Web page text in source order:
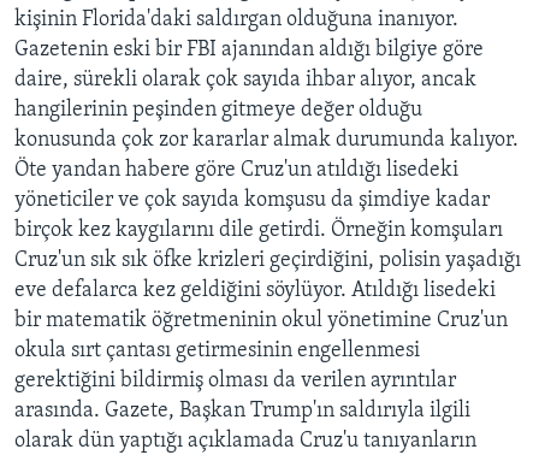
kişinin Florida'daki saldırgan olduğuna inanıyor.
Gazetenin eski bir FBI ajanından aldığı bilgiye göre
daire, sürekli olarak çok sayıda ihbar alıyor, ancak
hangilerinin peşinden gitmeye değer olduğu
konusunda çok zor kararlar almak durumunda kalıyor.
Öte yandan habere göre Cruz'un atıldığı lisedeki
yöneticiler ve çok sayıda komşusu da şimdiye kadar
birçok kez kaygılarını dile getirdi. Örneğin komşuları
Cruz'un sık sık öfke krizleri geçirdiğini, polisin yaşadığı
eve defalarca kez geldiğini söylüyor. Atıldığı lisedeki
bir matematik öğretmeninin okul yönetimine Cruz'un
okula sırt çantası getirmesinin engellenmesi
gerektiğini bildirmiş olması da verilen ayrıntılar
arasında. Gazete, Başkan Trump'ın saldırıyla ilgili
olarak dün yaptığı açıklamada Cruz'u tanıyanların